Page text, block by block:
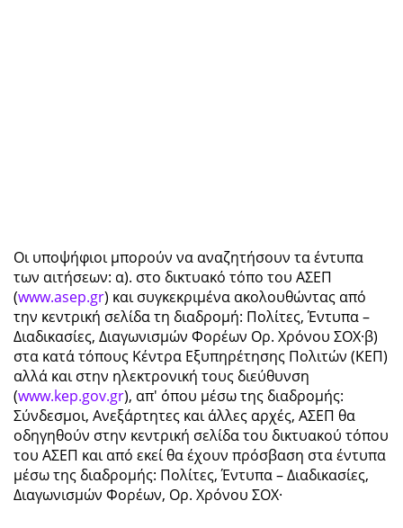
Οι υποψήφιοι μπορούν να αναζητήσουν τα έντυπα
των αιτήσεων: α). στο δικτυακό τόπο του ΑΣΕΠ
(www.asep.gr) και συγκεκριμένα ακολουθώντας από
την κεντρική σελίδα τη διαδρομή: Πολίτες, Έντυπα –
Διαδικασίες, Διαγωνισμών Φορέων Ορ. Χρόνου ΣΟΧ·β)
στα κατά τόπους Κέντρα Εξυπηρέτησης Πολιτών (ΚΕΠ)
αλλά και στην ηλεκτρονική τους διεύθυνση
(www.kep.gov.gr), απ' όπου μέσω της διαδρομής:
Σύνδεσμοι, Ανεξάρτητες και άλλες αρχές, ΑΣΕΠ θα
οδηγηθούν στην κεντρική σελίδα του δικτυακού τόπου
του ΑΣΕΠ και από εκεί θα έχουν πρόσβαση στα έντυπα
μέσω της διαδρομής: Πολίτες, Έντυπα – Διαδικασίες,
Διαγωνισμών Φορέων, Ορ. Χρόνου ΣΟΧ·